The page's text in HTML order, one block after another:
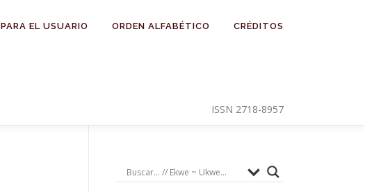
PARA EL USUARIO ORDEN ALFABÉTICO CRÉDITOS
ISSN 2718-8957